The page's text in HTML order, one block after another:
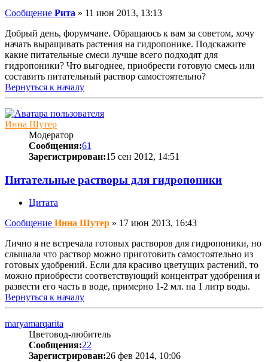
Сообщение Рита » 11 июн 2013, 13:13
Добрый день, форумчане. Обращаюсь к вам за советом, хочу
начать выращивать растения на гидропонике. Подскажите
какие питательные смеси лучше всего подходят для
гидропоники? Что выгоднее, приобрести готовую смесь или
составить питательный раствор самостоятельно?
Вернуться к началу
Инна Шутер
Модератор
Сообщения:61
Зарегистрирован:15 сен 2012, 14:51
Питательные растворы для гидропоники
Цитата
Сообщение Инна Шутер » 17 июн 2013, 16:43
Лично я не встречала готовых растворов для гидропоники, но
слышала что раствор можно приготовить самостоятельно из
готовых удобрений. Если для красиво цветущих растений, то
можно приобрести соответствующий концентрат удобрения и
развести его часть в воде, примерно 1-2 мл. на 1 литр воды.
Вернуться к началу
maryamarqarita
Цветовод-любитель
Сообщения:22
Зарегистрирован:26 фев 2014, 10:06